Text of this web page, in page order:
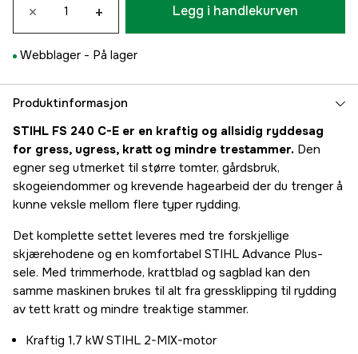
× + Legg i handlekurven
Webblager - På lager
Produktinformasjon
STIHL FS 240 C-E er en kraftig og allsidig ryddesag
for gress, ugress, kratt og mindre trestammer. Den
egner seg utmerket til større tomter, gårdsbruk,
skogeiendommer og krevende hagearbeid der du trenger å
kunne veksle mellom flere typer rydding.
Det komplette settet leveres med tre forskjellige
skjærehodene og en komfortabel STIHL Advance Plus-
sele. Med trimmerhode, krattblad og sagblad kan den
samme maskinen brukes til alt fra gressklipping til rydding
av tett kratt og mindre treaktige stammer.
Kraftig 1,7 kW STIHL 2-MIX-motor